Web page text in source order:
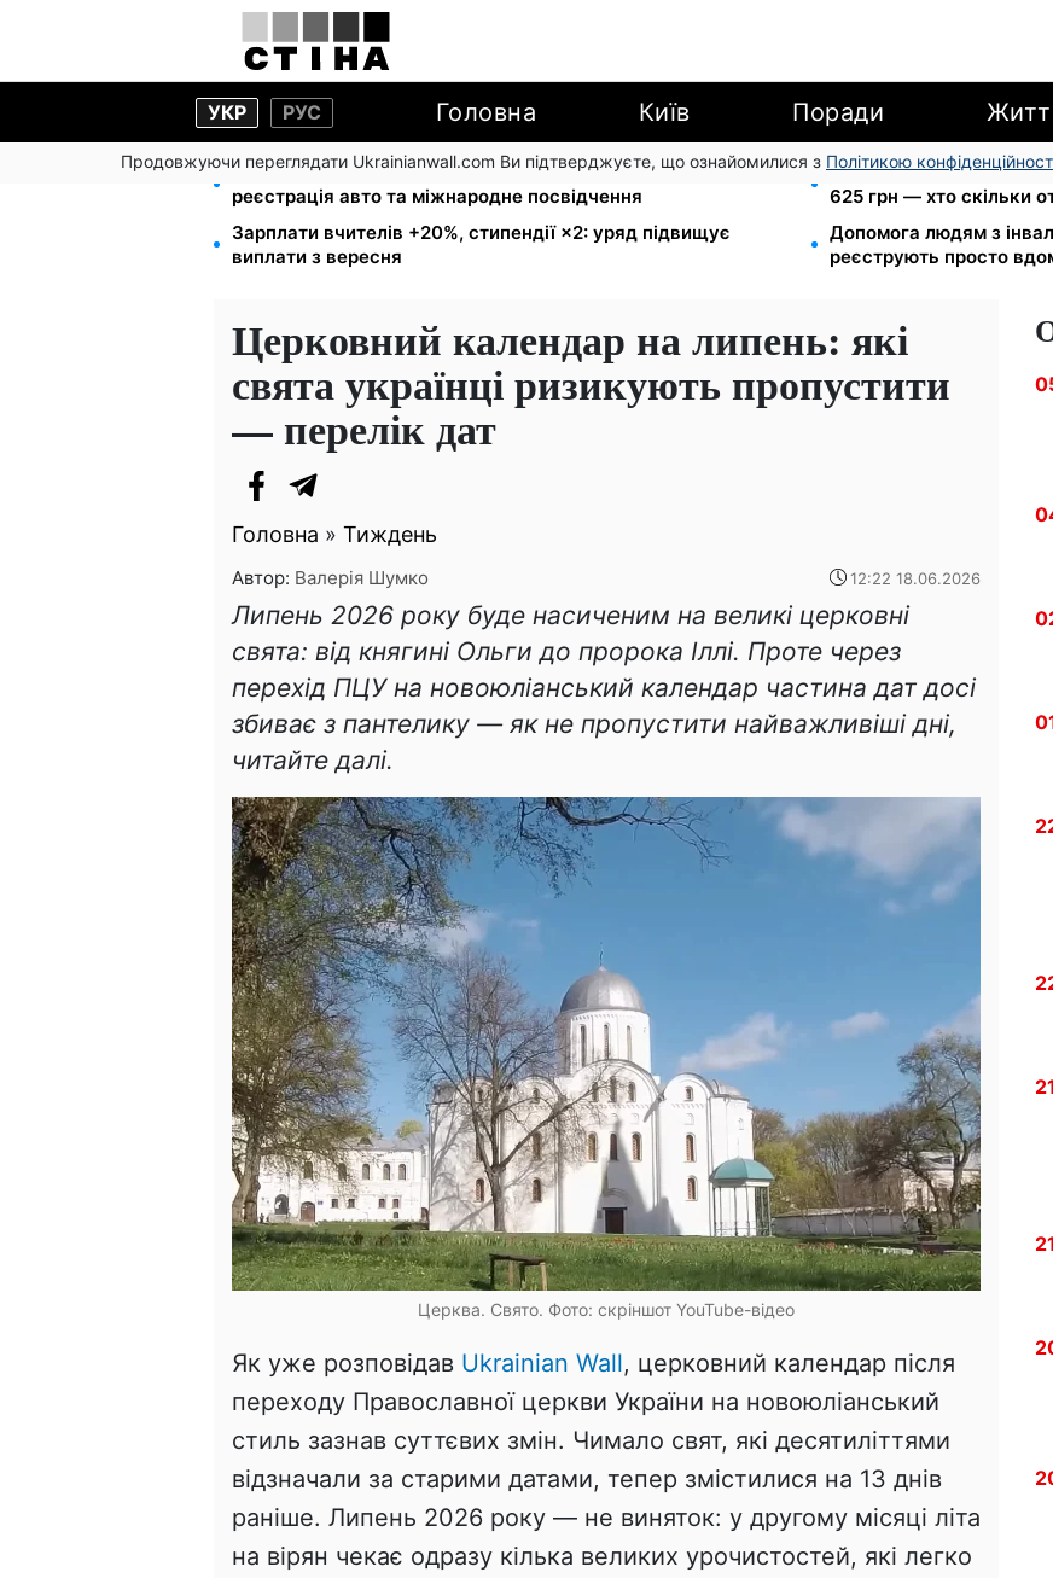
УКР РУС Головна Київ Поради
Продовжуючи переглядати Ukrainianwall.com Ви підтверджуєте, що ознайомилися з Політикою
10 заявок — і МСЦ МВС приїде у громаду: обмін прав,
реєстрація авто та міжнародне посвідчення
Пенсія для III групи
625 грн — хто скільки
Зарплати вчителів +20%, стипендії ×2: уряд підвищує
виплати з вересня
Допомога людям з
реєструють просто
Церковний календар на липень: які
свята українці ризикують пропустити
— перелік дат
Головна » Тиждень
Автор: Валерія Шумко 12:22 18.06.2026
Липень 2026 року буде насиченим на великі церковні
свята: від княгині Ольги до пророка Іллі. Проте через
перехід ПЦУ на новоюліанський календар частина дат досі
збиває з пантелику — як не пропустити найважливіші дні,
читайте далі.
Церква. Свято. Фото: скріншот YouTube-відео
Як уже розповідав Ukrainian Wall, церковний календар після
переходу Православної церкви України на новоюліанський
стиль зазнав суттєвих змін. Чимало свят, які десятиліттями
відзначали за старими датами, тепер змістилися на 13 днів
раніше. Липень 2026 року — не виняток: у другому місяці літа
на вірян чекає одразу кілька великих урочистостей, які легко